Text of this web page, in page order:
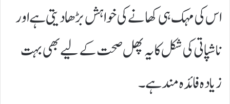
اس کی مہک ہی کھانے کی خواہش بڑھا دیتی ہے اور
ناشپاتی کی شکل کا یہ پھل صحت کے لیے بھی بہت
زیادہ فائدہ مند ہے۔